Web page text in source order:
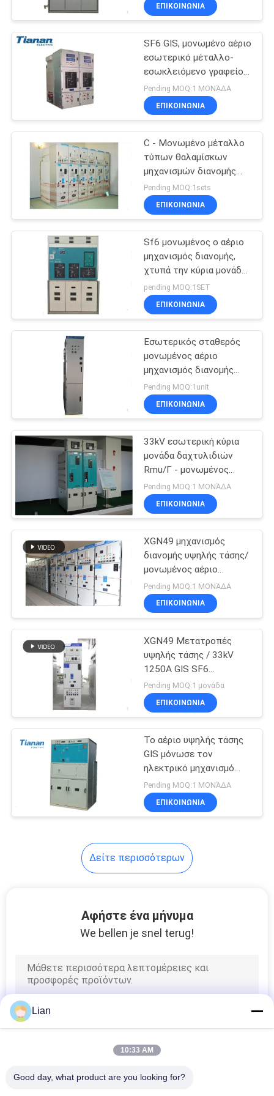
ΕΡΓΟΣΤΑΣΊΩΝ
ΠΟΙΟΤΙΚΌΣ
ΈΛΕΓΧΟΣ
ΕΛΆΤΕ
ΕΠΑΦΉ
ΕΙΔΉΣΕΙΣ
ΖΗΤΉΣΤΕ
ΈΝΑ
ΑΠΌΣΠΑΣΜΑ
SITEMAP
PRIVACY
διανομής δαχτυλιδιών
ΕΠΙΚΟΙΝΩΝΊΑ
SF6 GIS, μονωμένο αέριο
εσωτερικό μέταλλο-
εσωκλειόμενο γραφείο
μηχανισμών διανομής με
38KV
Pending MOQ:1 ΜΟΝΆΔΑ
ΕΠΙΚΟΙΝΩΝΊΑ
C - Μονωμένο μέταλλο
τύπων θαλαμίσκων
μηχανισμών διανομής
24kv GIS αέριο ντυμένο
με Vcb
Pending MOQ:1sets
ΕΠΙΚΟΙΝΩΝΊΑ
Sf6 μονωμένος ο αέριο
μηχανισμός διανομής,
χτυπά την κύρια μονάδα
12 Kv μέταλλο
μηχανισμών διανομής -
περίφραξη
pending MOQ:1SET
ΕΠΙΚΟΙΝΩΝΊΑ
Εσωτερικός σταθερός
μονωμένος αέριο
μηχανισμός διανομής
τάσης τύπων μέσος με
το μέταλλο ντυμένο
Pending MOQ:1unit
ΕΠΙΚΟΙΝΩΝΊΑ
33kV εσωτερική κύρια
μονάδα δαχτυλιδιών
Rmu/Γ - μονωμένος
αέριο μηχανισμός
διανομής υψηλής τάσης
GIS
Pending MOQ:1 ΜΟΝΆΔΑ
ΕΠΙΚΟΙΝΩΝΊΑ
XGN49 μηχανισμός
διανομής υψηλής τάσης/
μονωμένος αέριο
μηχανισμός διανομής
33kV 1250A GIS SF6
Pending MOQ:1 ΜΟΝΆΔΑ
ΕΠΙΚΟΙΝΩΝΊΑ
XGN49 Μετατροπές
υψηλής τάσης / 33kV
1250A GIS SF6
Μετατροπές με μόνωση
αερίου
Pending MOQ:1 μονάδα
ΕΠΙΚΟΙΝΩΝΊΑ
Το αέριο υψηλής τάσης
GIS μόνωσε τον
ηλεκτρικό μηχανισμό
διανομής Sf6 που
μονώθηκε, σειρά HXGT
με 35 ~ 40.5KV
Pending MOQ:1 ΜΟΝΆΔΑ
ΕΠΙΚΟΙΝΩΝΊΑ
Δείτε περισσότερων
Αφήστε ένα μήνυμα
We bellen je snel terug!
Lian
10:33 AM
Good day, what product are you looking for?